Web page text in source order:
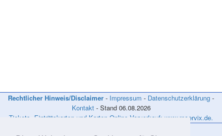
Rechtlicher Hinweis/Disclaimer - Impressum - Datenschutzerklärung -
Kontakt- Stand 06.08.2026
Tickets, Eintrittskarten und Karten Online Vorverkauf: www.reservix.de.